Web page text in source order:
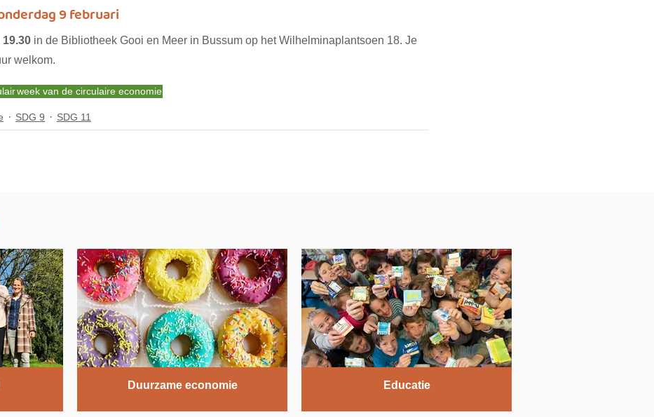
9 februari
19.30 in de Bibliotheek Gooi en Meer in Bussum op het Wilhelminaplantsoen 18. Je
welkom.
week van de circulaire economie
SDG 9 SDG 11
Duurzame economie Educatie